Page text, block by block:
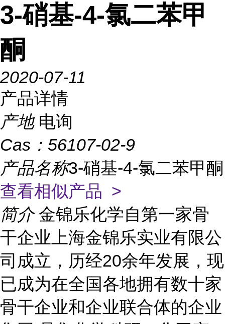
3-硝基-4-氯二苯甲
酮
2020-07-11
产品详情
产地 电询
Cas： 56107-02-9
产品名称3-硝基-4-氯二苯甲酮
查看相似产品 >
简介 金锦乐化学自第一家骨
干企业上海金锦乐实业有限公
司成立，历经20余年发展，现
已成为在全国各地拥有数十家
骨干企业和企业联合体的企业